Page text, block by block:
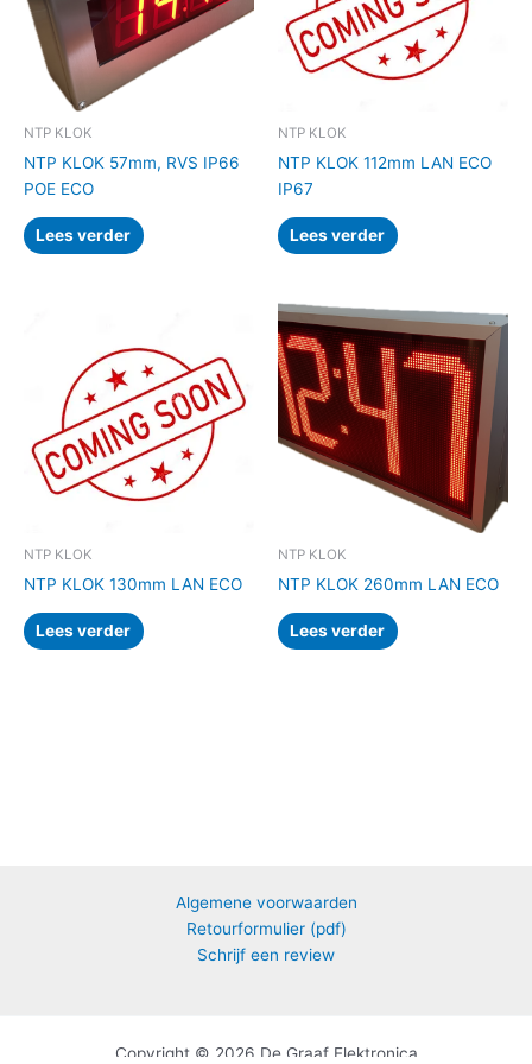
NTP KLOK
NTP KLOK 57mm, RVS IP66
POE ECO
Lees verder
NTP KLOK
NTP KLOK 112mm LAN ECO
IP67
Lees verder
NTP KLOK
NTP KLOK 130mm LAN ECO
Lees verder
NTP KLOK
NTP KLOK 260mm LAN ECO
Lees verder
Algemene voorwaarden
Retourformulier (pdf)
Schrijf een review
Copyright © 2026 De Graaf Elektronica